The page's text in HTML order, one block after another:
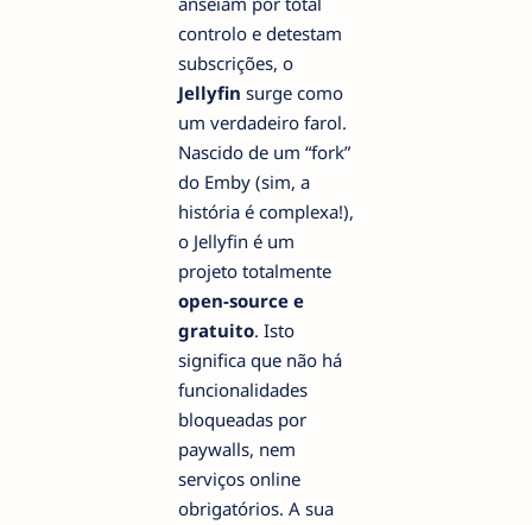
controlo e detestam
subscrições, o
Jellyfin surge como
um verdadeiro farol.
Nascido de um “fork”
do Emby (sim, a
história é complexa!),
o Jellyfin é um
projeto totalmente
open-source e
gratuito. Isto
significa que não há
funcionalidades
bloqueadas por
paywalls, nem
serviços online
obrigatórios. A sua